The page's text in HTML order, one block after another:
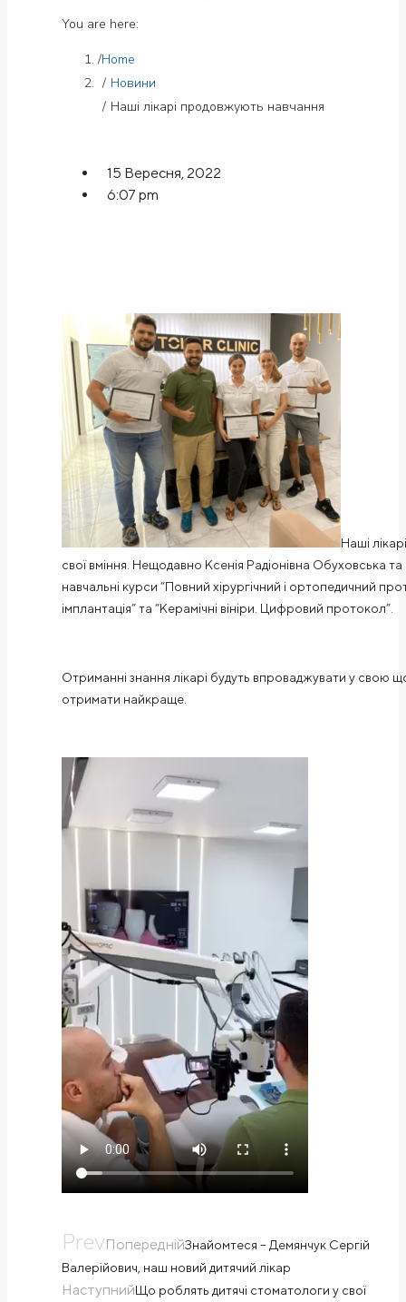
You are here:
Home
Новини
Наші лікарі продовжують навчання
15 Вересня, 2022
6:07 pm
Наші
свої вміння. Нещодавно Ксенія Радіонівна Обуховська
навчальні курси “Повний хірургічний і ортопедичний
імплантація” та “Керамічні вініри . Цифровий протокол”.
Отриманні знання лікарі будуть впроваджувати у свою
отримати найкраще.
PrevПопереднійЗнайомтеся – Демянчук Сергій
Валерійович, наш новий дитячий лікар
НаступнийЩо роблять дитячі стоматологи у свої